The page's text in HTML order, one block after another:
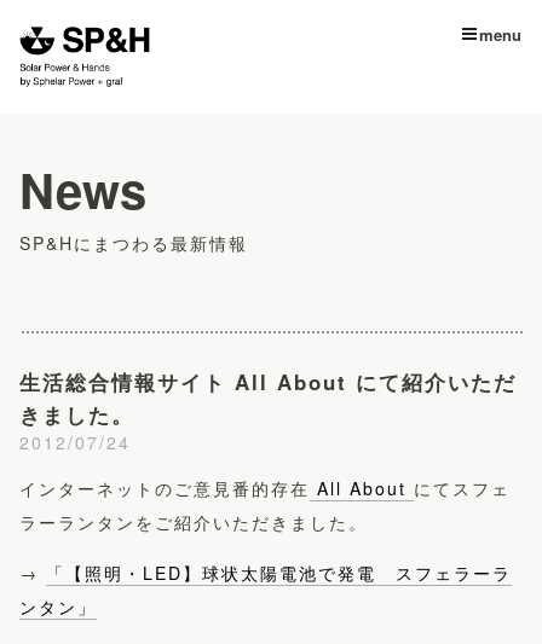
menu
News
SP&Hにまつわる最新情報
生活総合情報サイト All About にて紹介いただ
きました。
2012/07/24
インターネットのご意見番的存在 All About にてスフェ
ラーランタンをご紹介いただきました。
→
「【照明・LED】球状太陽電池で発電 スフェラーラ
ンタン」